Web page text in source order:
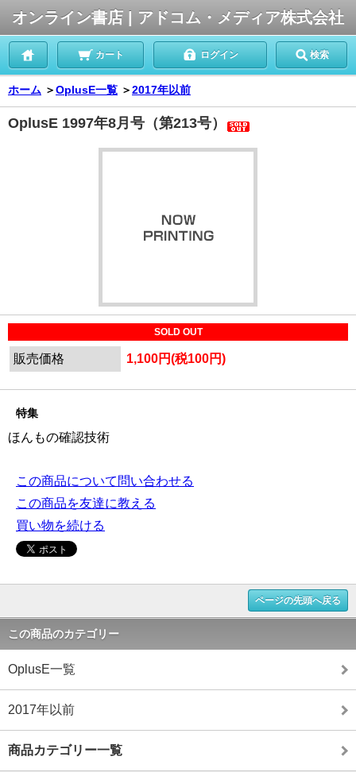
オンライン書店 | アドコム・メディア株式会社
カート ログイン 検索
ホーム ＞OplusE一覧 ＞2017年以前
OplusE 1997年8月号（第213号）
SOLD OUT
販売価格 1,100円(税100円)
特集
ほんもの確認技術
この商品について問い合わせる
この商品を友達に教える
買い物を続ける
ページの先頭へ戻る
この商品のカテゴリー
OplusE一覧
2017年以前
商品カテゴリー一覧